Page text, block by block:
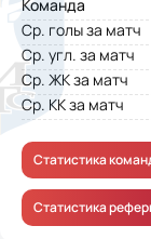
Команда
Ср. голы за матч
Ср. угл. за матч
Ср. ЖК за матч
Ср. КК за матч
Статистика
Статистика